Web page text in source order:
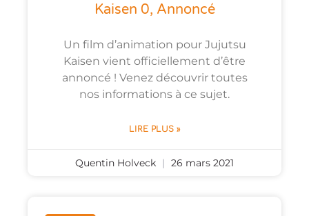
Kaisen 0, Annoncé
Un film d’animation pour Jujutsu
Kaisen vient officiellement d’être
annoncé ! Venez découvrir toutes
nos informations à ce sujet.
LIRE PLUS »
Quentin Holveck 26 mars 2021